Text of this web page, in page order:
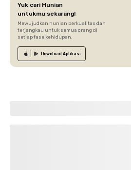
Yuk cari Hunian
untukmu sekarang!
Mewujudkan hunian berkualitas dan
terjangkau untuk semua orang di
setiap fase kehidupan.
Download Aplikasi